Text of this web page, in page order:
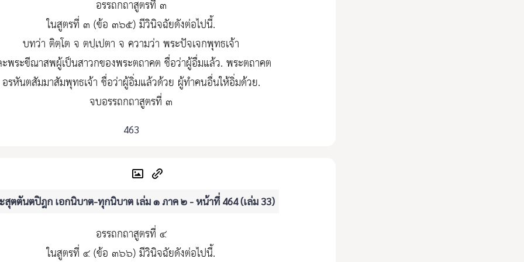
อรรถกถาสูตรที่ ๓
ในสูตรที่ ๓ (ข้อ ๓๖๕) มีวินิจฉัยดังต่อไปนี้.
บทว่า ติตฺโต จ ตปฺเปตา จ ความว่า พระปัจเจกพุทธเจ้า
พระขีณาสพผู้เป็นสาวกของพระตถาคต ชื่อว่าผู้อื่มแล้ว. พระตถาคต
อรหันตสัมมาสัมพุทธเจ้า ชื่อว่าผู้อิ่มแล้วด้วย ผู้ทำคนอื่นให้อิ่มด้วย.
จบอรรถกถาสูตรที่ ๓
463
สุตตันตปิฎก เอกนิบาต-ทุกนิบาต เล่ม ๑ ภาค ๒ - หน้าที่ 464 (เล่ม 33)
อรรถกถาสูตรที่ ๔
ในสูตรที่ ๔ (ข้อ ๓๖๖) มีวินิจฉัยดังต่อไปนี้.